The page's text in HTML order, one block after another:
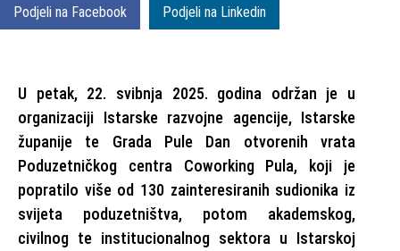
Podjeli na Facebook Podjeli na Linkedin
U petak, 22. svibnja 2025. godina održan je u
organizaciji Istarske razvojne agencije, Istarske
županije te Grada Pule Dan otvorenih vrata
Poduzetničkog centra Coworking Pula, koji je
popratilo više od 130 zainteresiranih sudionika iz
svijeta poduzetništva, potom akademskog,
civilnog te institucionalnog sektora u Istarskoj